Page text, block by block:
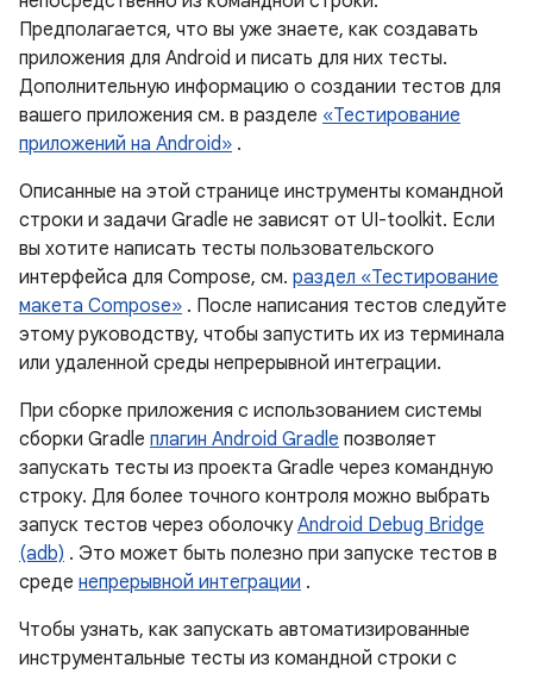
Предполагается, что вы уже знаете, как создавать
приложения для Android и писать для них тесты.
Дополнительную информацию о создании тестов для
вашего приложения см. в разделе «Тестирование
приложений на Android» .
Описанные на этой странице инструменты командной
строки и задачи Gradle не зависят от UI-toolkit. Если
вы хотите написать тесты пользовательского
интерфейса для Compose, см. раздел «Тестирование
макета Compose» . После написания тестов следуйте
этому руководству, чтобы запустить их из терминала
или удаленной среды непрерывной интеграции.
При сборке приложения с использованием системы
сборки Gradle плагин Android Gradle позволяет
запускать тесты из проекта Gradle через командную
строку. Для более точного контроля можно выбрать
запуск тестов через оболочкуAndroid Debug Bridge
(adb) . Это может быть полезно при запуске тестов в
среде непрерывной интеграции .
Чтобы узнать, как запускать автоматизированные
инструментальные тесты из командной строки с